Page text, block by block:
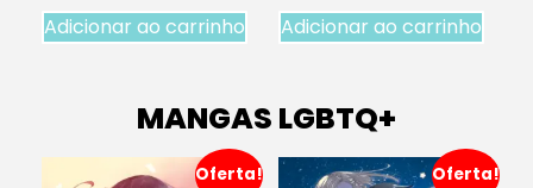
Adicionar ao carrinho Adicionar ao carrinho
MANGAS LGBTQ+
Oferta! Oferta!